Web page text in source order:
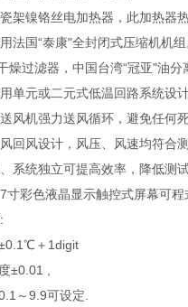
架镍铬丝电加热器，此加热器
法国“泰康"全封闭式压缩机机
燥过滤器，中国台湾“冠亚"油
单元或二元式低温回路系统设计
风机强力送风循环，避免任何
回风设计，风压、风速均符合
系统独立可提高效率，降低测
寸彩色液晶显示触控式屏幕可
＋1digit
±0.01 ,
～9.9可设定.